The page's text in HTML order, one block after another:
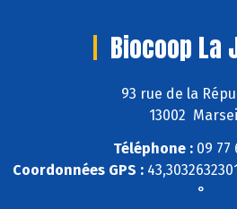
Biocoop La
93 rue de la
13002
Téléphone : 09 77
Coordonnées GPS :
°